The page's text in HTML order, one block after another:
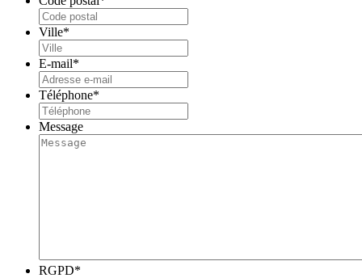
Ville*
E-mail*
Téléphone*
Message
RGPD*